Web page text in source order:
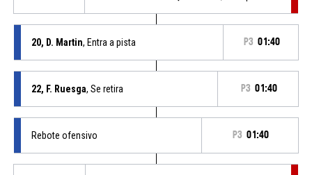
20, D. Martin, Entra a pista P3 01:40
22, F. Ruesga, Se retira P3 01:40
Rebote ofensivo P3 01:40